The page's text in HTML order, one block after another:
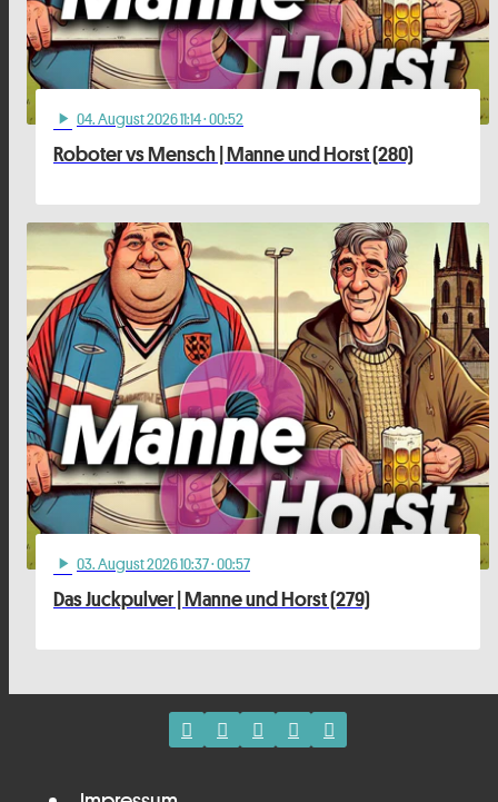
play_arrow 04. August 2026 11:14· 00:52
Roboter vs Mensch | Manne und Horst (280)
play_arrow 03. August 2026 10:37· 00:57
Das Juckpulver | Manne und Horst (279)